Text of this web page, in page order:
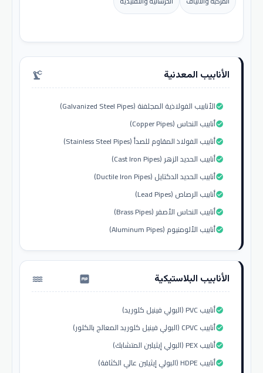
الأنابيب المعدنية precision_manufacturing
الأنابيب الفولاذية المجلفنة (Galvanized Steel Pipes)check_circle
أنابيب النحاس (Copper Pipes)check_circle
أنابيب الفولاذ المقاوم للصدأ (Stainless Steel Pipes)check_circle
أنابيب الحديد الزهر (Cast Iron Pipes)check_circle
أنابيب الحديد الدكتايل (Ductile Iron Pipes)check_circle
أنابيب الرصاص (Lead Pipes)check_circle
أنابيب النحاس الأصفر (Brass Pipes)check_circle
أنابيب الألومنيوم (Aluminum Pipes)check_circle
الأنابيب البلاستيكية water_pump
أنابيب PVC (البولي فينيل كلوريد)check_circle
أنابيب CPVC (البولي فينيل كلوريد المعالج بالكلور)check_circle
أنابيب PEX (البولي إيثيلين المتشابك)check_circle
أنابيب HDPE (البولي إيثيلين عالي الكثافة)check_circle